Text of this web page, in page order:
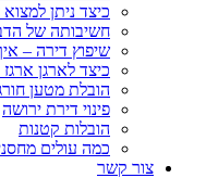
כיצד ניתן
חשיבותה של
שיפוץ דירה –
כיצד לארגן
הובלת מטען
פינוי דירת ירושה
הובלות קטנות
כמה עולים
צור קשר